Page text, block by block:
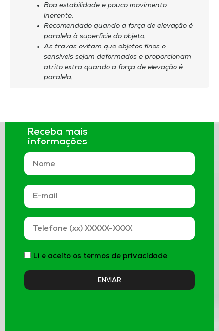
Boa estabilidade e pouco movimento
inerente.
Recomendado quando a força de elevação é
paralela à superfície do objeto.
As travas evitam que objetos finos e
sensíveis sejam deformados e proporcionam
atrito extra quando a força de elevação é
paralela.
Receba mais
informações
Li e aceito os termos de privacidade
ENVIAR